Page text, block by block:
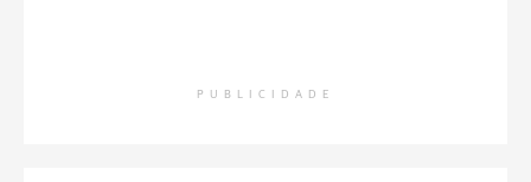
PUBLICIDADE